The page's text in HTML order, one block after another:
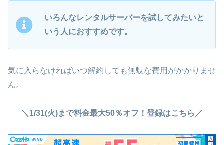
いろんなレンタルサーバーを試してみたいと
いう人におすすめです。
気に入らなければいつ解約しても無駄な費用がかかりませ
ん。
＼1/31(火)まで料金最大50％オフ！登録はこちら／